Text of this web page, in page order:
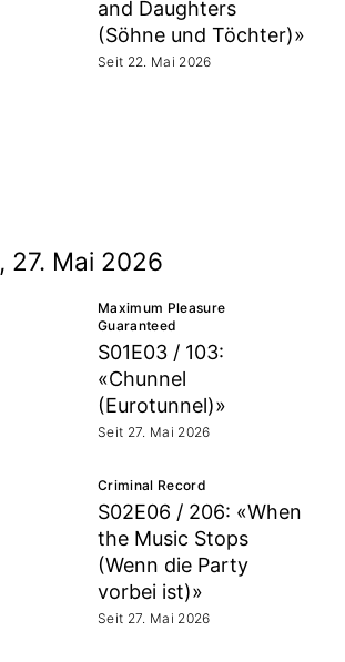
and Daughters
(Söhne und Töchter)»
Seit 22. Mai 2026
27. Mai 2026
Maximum Pleasure
Guaranteed
S01E03 / 103:
«Chunnel
(Eurotunnel)»
Seit 27. Mai 2026
Criminal Record
S02E06 / 206: «When
the Music Stops
(Wenn die Party
vorbei ist)»
Seit 27. Mai 2026